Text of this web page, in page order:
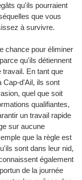
qu'ils pourraient
que vous
à survivre.
chance pour éliminer
qu'ils détiennent
En tant que
Cap-d'Ail, ils sont
quel que soit
qualifiantes,
un travail rapide
sur aucune
que la règle est
sont dans leur nid,
également
de la journée